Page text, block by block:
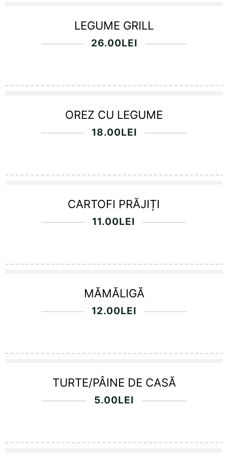
LEGUME GRILL
26.00LEI
OREZ CU LEGUME
18.00LEI
CARTOFI PRĂJIȚI
11.00LEI
MĂMĂLIGĂ
12.00LEI
TURTE/PÂINE DE CASĂ
5.00LEI